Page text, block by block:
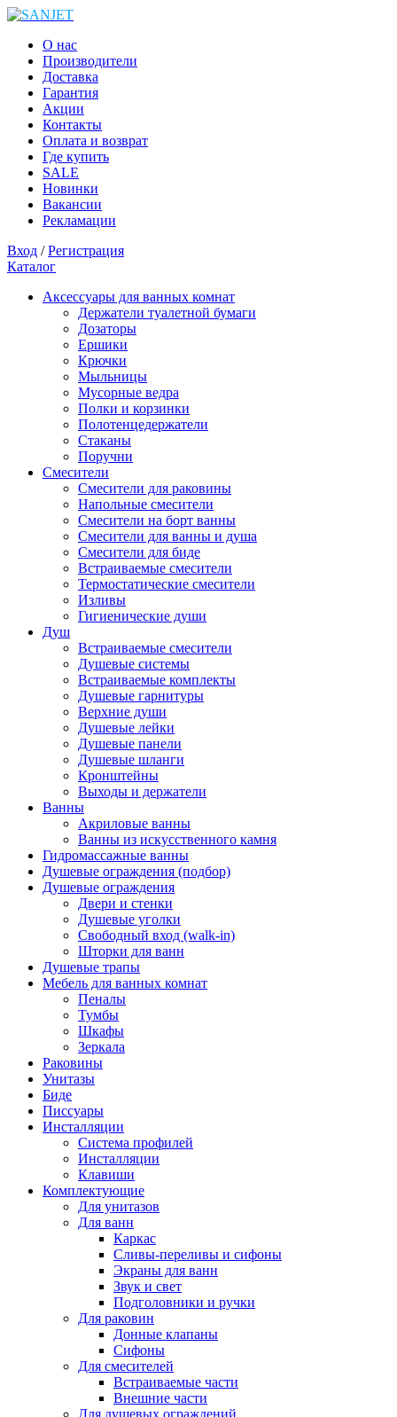
О нас
Производители
Доставка
Гарантия
Акции
Контакты
Оплата и возврат
Где купить
SALE
Новинки
Вакансии
Рекламации
Вход /Регистрация
Каталог
Аксессуары для ванных комнат
Держатели туалетной бумаги
Дозаторы
Ершики
Крючки
Мыльницы
Мусорные ведра
Полки и корзинки
Полотенцедержатели
Стаканы
Поручни
Смесители
Смесители для раковины
Напольные смесители
Смесители на борт ванны
Смесители для ванны и душа
Смесители для биде
Встраиваемые смесители
Термостатические смесители
Изливы
Гигиенические души
Душ
Встраиваемые смесители
Душевые системы
Встраиваемые комплекты
Душевые гарнитуры
Верхние души
Душевые лейки
Душевые панели
Душевые шланги
Кронштейны
Выходы и держатели
Ванны
Акриловые ванны
Ванны из искусственного камня
Гидромассажные ванны
Душевые ограждения (подбор)
Душевые ограждения
Двери и стенки
Душевые уголки
Свободный вход (walk-in)
Шторки для ванн
Душевые трапы
Мебель для ванных комнат
Пеналы
Тумбы
Шкафы
Зеркала
Раковины
Унитазы
Биде
Писсуары
Инсталляции
Система профилей
Инсталляции
Клавиши
Комплектующие
Для унитазов
Для ванн
Каркас
Сливы-переливы и сифоны
Экраны для ванн
Звук и свет
Подголовники и ручки
Для раковин
Донные клапаны
Сифоны
Для смесителей
Встраиваемые части
Внешние части
Для душевых ограждений